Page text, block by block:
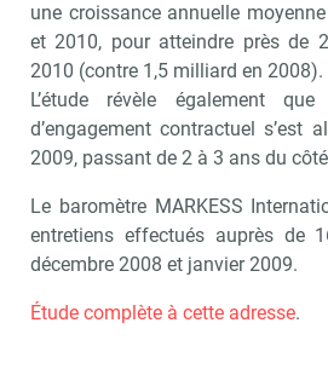
une croissance annuelle
et 2010, pour atteindre près de
2010 (contre 1,5 milliard en 2008).
L’étude révèle également
d’engagement contractuel s’est
2009, passant de 2 à 3 ans du
Le baromètre MARKESS
entretiens effectués auprès de
décembre 2008 et janvier 2009.
Étude complète à cette adresse.